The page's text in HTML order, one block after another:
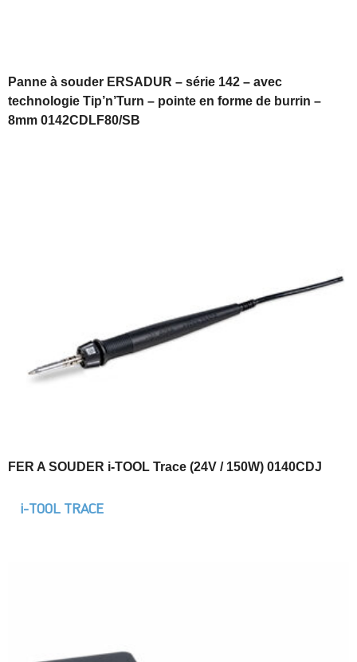
Panne à souder ERSADUR – série 142 – avec
technologie Tip’n’Turn – pointe en forme de burrin –
8mm 0142CDLF80/SB
FER A SOUDER i-TOOL Trace (24V / 150W) 0140CDJ
i-TOOL TRACE